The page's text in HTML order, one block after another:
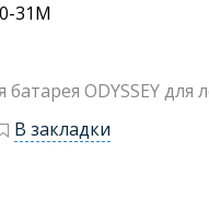
31M
ODYSSEY
В закладки